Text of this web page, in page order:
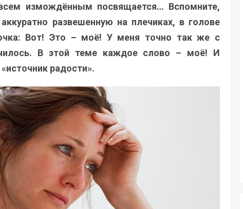
измождённым посвящается… Вспомните,
развешенную на плечиках, в голове
Вот! Это – моё! У меня точно так же с
В этой теме каждое слово – моё! И
радости».